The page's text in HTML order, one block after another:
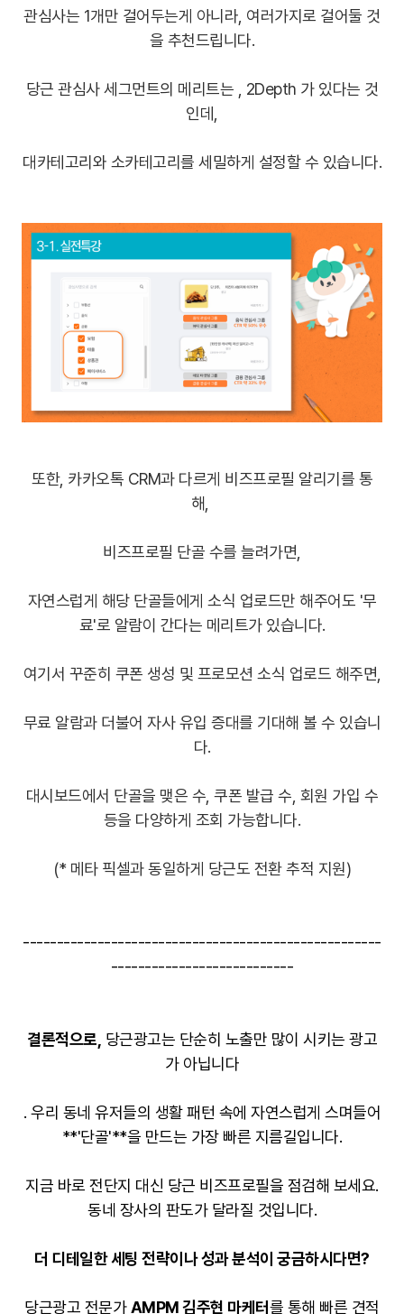
관심사는 1개만 걸어두는게 아니라, 여러가지로 걸어둘 것
을 추천드립니다.
당근 관심사 세그먼트의 메리트는 , 2Depth 가 있다는 것
인데,
대카테고리와 소카테고리를 세밀하게 설정할 수 있습니다.
또한, 카카오톡 CRM과 다르게 비즈프로필 알리기를 통
해,
비즈프로필 단골 수를 늘려가면,
자연스럽게 해당 단골들에게 소식 업로드만 해주어도 '무
료'로 알람이 간다는 메리트가 있습니다.
여기서 꾸준히 쿠폰 생성 및 프로모션 소식 업로드 해주면,
무료 알람과 더불어 자사 유입 증대를 기대해 볼 수 있습니
다.
대시보드에서 단골을 맺은 수, 쿠폰 발급 수, 회원 가입 수
등을 다양하게 조회 가능합니다.
(* 메타 픽셀과 동일하게 당근도 전환 추적 지원)
-----------------------------------------------------
---------------------------
결론적으로, 당근광고는 단순히 노출만 많이 시키는 광고
가 아닙니다
. 우리 동네 유저들의 생활 패턴 속에 자연스럽게 스며들어
**'단골'**을 만드는 가장 빠른 지름길입니다.
지금 바로 전단지 대신 당근 비즈프로필을 점검해 보세요.
동네 장사의 판도가 달라질 것입니다.
더 디테일한 세팅 전략이나 성과 분석이 궁금하시다면?
당근광고 전문가AMPM 김주현 마케터를 통해 빠른 견적